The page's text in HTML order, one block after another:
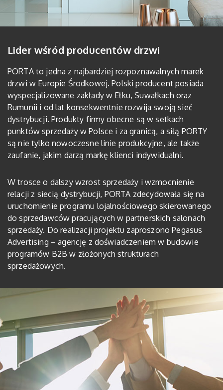
Lider wśród producentów drzwi
PORTA to jedna z najbardziej rozpoznawalnych marek
drzwi w Europie Środkowej. Polski producent posiada
wyspecjalizowane zakłady w Ełku, Suwałkach oraz
Rumunii i od lat konsekwentnie rozwija swoją sieć
dystrybucji. Produkty firmy obecne są w setkach
punktów sprzedaży w Polsce i za granicą, a siłą PORTY
są nie tylko nowoczesne linie produkcyjne, ale także
zaufanie, jakim darzą markę klienci indywidualni.
W trosce o dalszy wzrost sprzedaży i wzmocnienie
relacji z siecią dystrybucji, PORTA zdecydowała się na
uruchomienie programu lojalnościowego skierowanego
do sprzedawców pracujących w partnerskich salonach
sprzedaży. Do realizacji projektu zaproszono Pegasus
Advertising – agencję z doświadczeniem w budowie
programów B2B w złożonych strukturach
sprzedażowych.